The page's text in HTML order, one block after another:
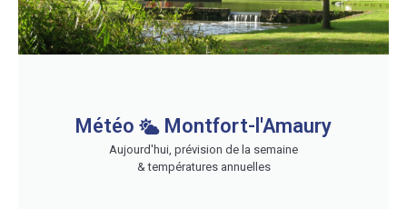
Météo Montfort-l'Amaury
Aujourd'hui, prévision de la semaine
& températures annuelles